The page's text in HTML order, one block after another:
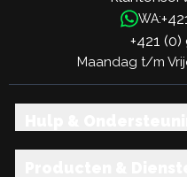
WA:
+421
Maandag t/m